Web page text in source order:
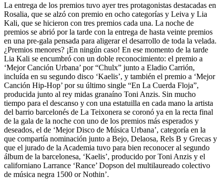
La entrega de los premios tuvo ayer tres protagonistas destacadas en
Rosalia, que se alzó con premio en ocho categorías y Leiva y Lia
Kali, que se hicieron con tres premios cada una. La noche de
premios se abrió por la tarde con la entrega de hasta veinte premios
en una pre-gala pensada para aligerar el desarrollo de toda la velada.
¿Premios menores? ¡En ningún caso! En ese momento de la tarde
Lia Kali se encumbró con un doble reconocimiento: el premio a
‘Mejor Canción Urbana’ por “Chulx” junto a Eladio Carrión,
incluída en su segundo disco ‘Kaelis’, y también el premio a ‘Mejor
Canción Hip-Hop’ por su último single “En La Cuerda Floja”,
producida junto al rey midas granaíno Toni Anzis. Sin mucho
tiempo para el descanso y con una estatuilla en cada mano la artista
del barrio barcelonés de La Teixonera se coronó ya en la recta final
de la gala de la noche con uno de los premios más esperados y
deseados, el de ‘Mejor Disco de Música Urbana’, categoría en la
que compartía nominación junto a Bejo, Delaosa, Rels B y Grecas y
que el jurado de la Academia tuvo para bien reconocer al segundo
álbum de la barcelonesa, ‘Kaelis’, producido por Toni Anzis y el
californiano Larrance ‘Rance’ Dopson del multilaureado colectivo
de música negra 1500 or Nothin’.